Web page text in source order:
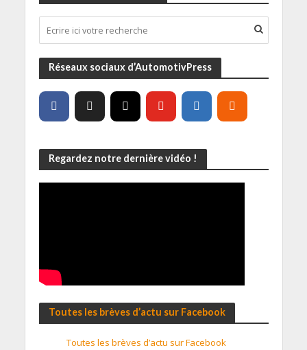
Réseaux sociaux d’AutomotivPress
Regardez notre dernière vidéo !
Toutes les brèves d’actu sur Facebook
Toutes les brèves d’actu sur Facebook